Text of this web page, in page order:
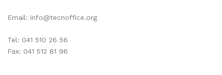
Email: info@tecnoffice.org
Tel: 041 510 26 56
Fax: 041 512 81 96